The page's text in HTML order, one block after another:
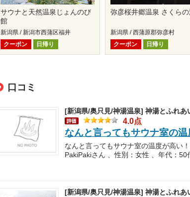
サウナと天然温泉じょんのび
館
新潟県 / 新潟市西蒲区福井
クーポン
日帰り
弥彦桜井郷温泉 さくら
新潟県 / 西蒲原郡弥彦村
クーポン
日帰り
口コミ
[新潟県/奥只見/神湯温泉] 神湯とふれあ
4.0点
なんと言ってもサウナ室の
PakiPakiさん 、性別：女性 、年代：50
[新潟県/奥只見/神湯温泉] 神湯とふれあ